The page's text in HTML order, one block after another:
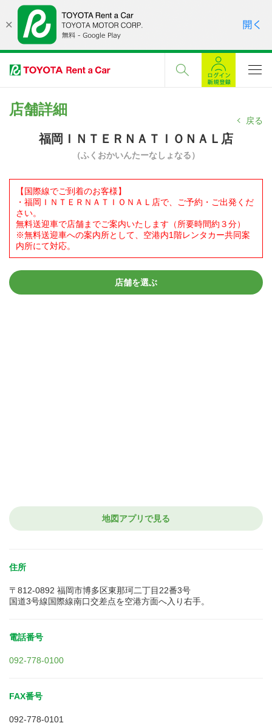
店舗詳細
戻る
福岡ＩＮＴＥＲＮＡＴＩＯＮＡＬ店
（ふくおかいんたーなしょなる）
【国際線でご到着のお客様】
・福岡ＩＮＴＥＲＮＡＴＩＯＮＡＬ店で、ご予約・ご出発くだ
さい。
無料送迎車で店舗までご案内いたします（所要時間約３分）
※無料送迎車への案内所として、空港内1階レンタカー共同案
内所にて対応。
店舗を選ぶ
地図アプリで見る
住所
〒812-0892 福岡市博多区東那珂二丁目22番3号
国道3号線国際線南口交差点を空港方面へ入り右手。
電話番号
092-778-0100
FAX番号
092-778-0101